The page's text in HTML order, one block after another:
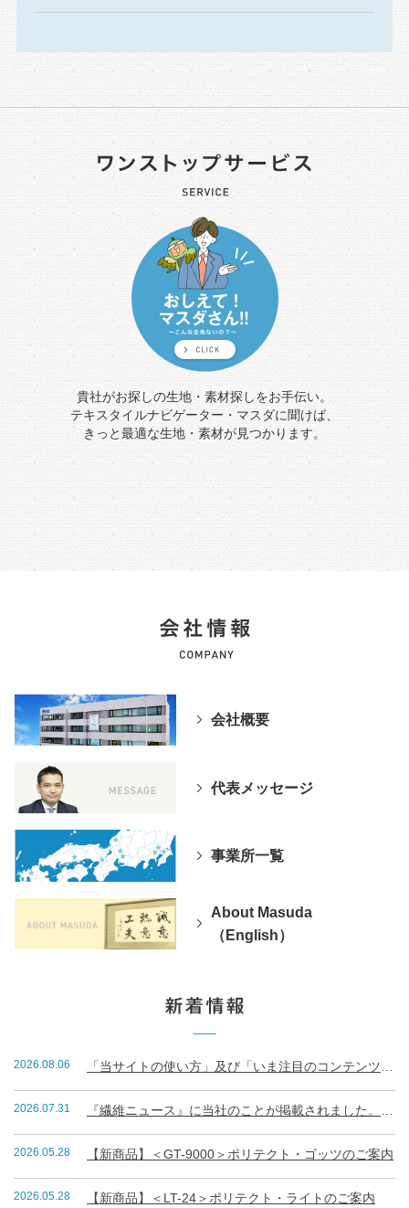
貴社がお探しの生地・素材探しをお手伝い。
テキスタイルナビゲーター・マスダに聞けば、
きっと最適な生地・素材が見つかります。
会社概要
代表メッセージ
事業所一覧
About Masuda
（English）
2026.08.06
2026.07.31
2026.05.28 【新商品】＜GT-9000＞ポリテクト・ゴッツのご案内
2026.05.28 【新商品】＜LT-24＞ポリテクト・ライトのご案内